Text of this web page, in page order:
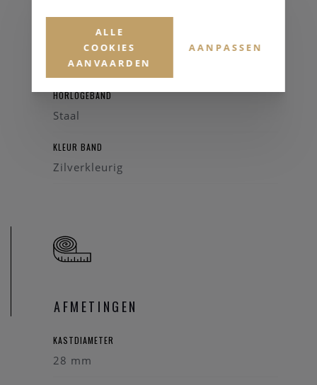
Saffierglas
HORLOGEBAND
Staal
KLEUR BAND
Zilverkleurig
AFMETINGEN
KASTDIAMETER
28 mm
ALLE
COOKIES
AANVAARDEN
AANPASSEN